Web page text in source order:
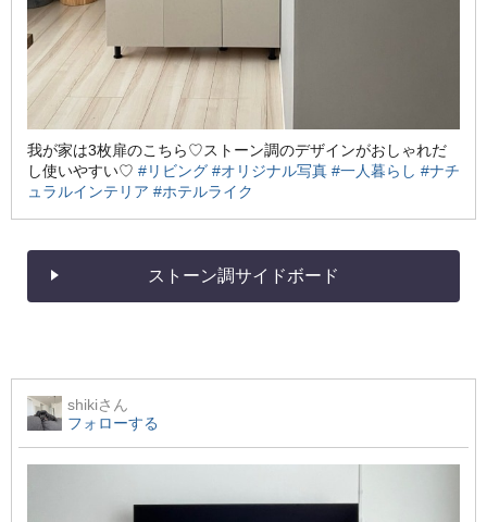
我が家は3枚扉のこちら♡ストーン調のデザインがおしゃれだ
し使いやすい♡ #リビング #オリジナル写真 #一人暮らし #ナチ
ュラルインテリア #ホテルライク
ストーン調サイドボード
shikiさん
フォローする